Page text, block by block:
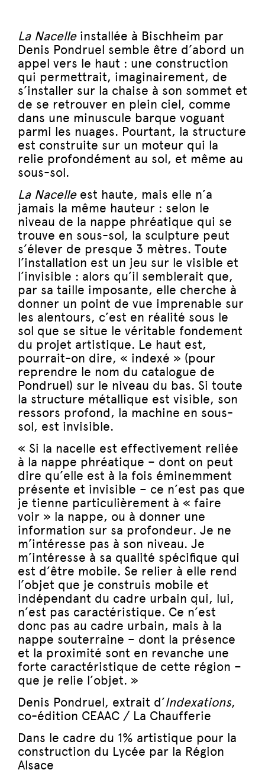
La Nacelleinstallée à Bischheim par
Denis Pondruel semble être d’abord un
appel vers le haut : une construction
qui permettrait, imaginairement, de
s’installer sur la chaise à son sommet et
de se retrouver en plein ciel, comme
dans une minuscule barque voguant
parmi les nuages. Pourtant, la structure
est construite sur un moteur qui la
relie profondément au sol, et même au
sous-sol.
La Nacelleest haute, mais elle n’a
jamais la même hauteur : selon le
niveau de la nappe phréatique qui se
trouve en sous-sol, la sculpture peut
s’élever de presque 3 mètres. Toute
l’installation est un jeu sur le visible et
l’invisible : alors qu’il semblerait que,
par sa taille imposante, elle cherche à
donner un point de vue imprenable sur
les alentours, c’est en réalité sous le
sol que se situe le véritable fondement
du projet artistique. Le haut est,
pourrait-on dire, « indexé » (pour
reprendre le nom du catalogue de
Pondruel) sur le niveau du bas. Si toute
la structure métallique est visible, son
ressors profond, la machine en sous-
sol, est invisible.
« Si la nacelle est effectivement reliée
à la nappe phréatique – dont on peut
dire qu’elle est à la fois éminemment
présente et invisible – ce n’est pas que
je tienne particulièrement à « faire
voir » la nappe, ou à donner une
information sur sa profondeur. Je ne
m’intéresse pas à son niveau. Je
m’intéresse à sa qualité spécifique qui
est d’être mobile. Se relier à elle rend
l’objet que je construis mobile et
indépendant du cadre urbain qui, lui,
n’est pas caractéristique. Ce n’est
donc pas au cadre urbain, mais à la
nappe souterraine – dont la présence
et la proximité sont en revanche une
forte caractéristique de cette région –
que je relie l’objet. »
Denis Pondruel, extrait d’Indexations,
co-édition CEAAC / La Chaufferie
Dans le cadre du 1% artistique pour la
construction du Lycée par la Région
Alsace